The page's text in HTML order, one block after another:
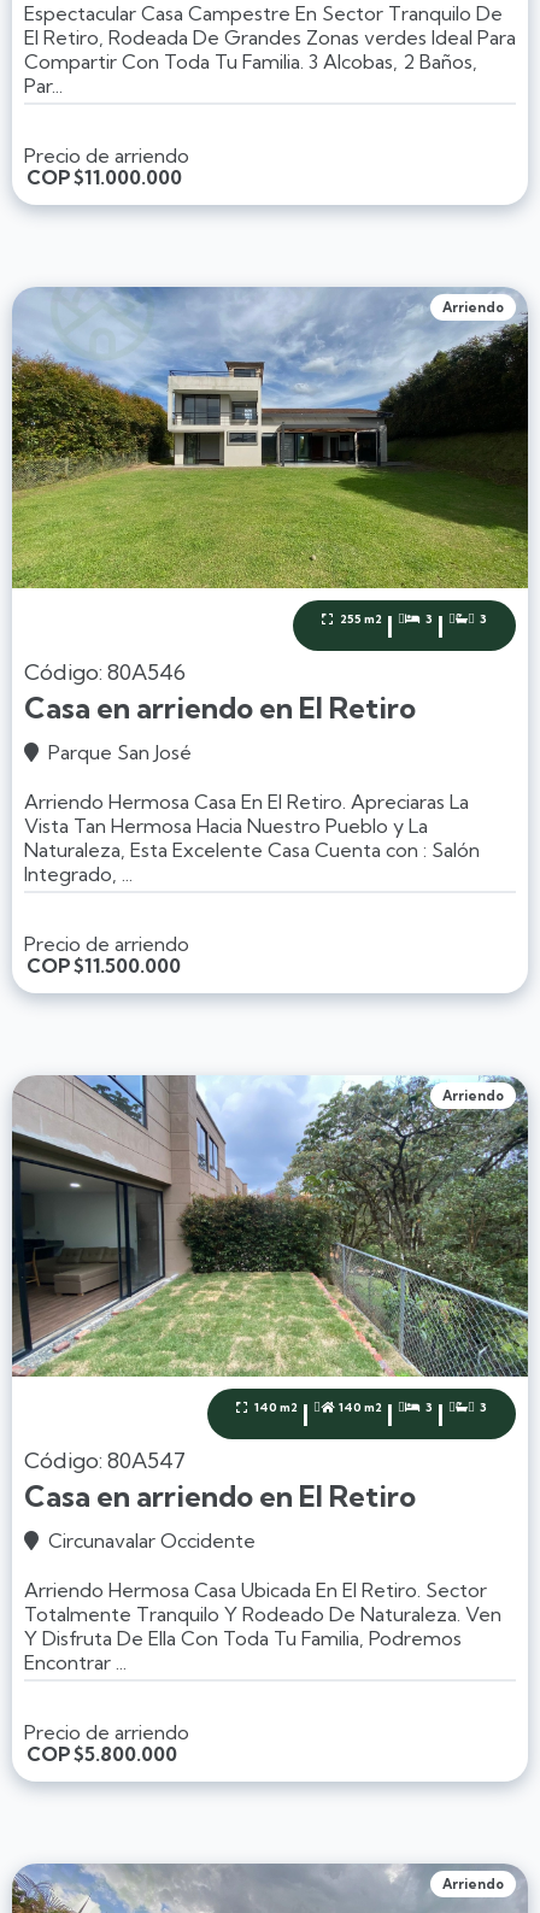
Espectacular Casa Campestre En Sector Tranquilo De
El Retiro, Rodeada De Grandes Zonas verdes Ideal Para
Compartir Con Toda Tu Familia. 3 Alcobas, 2 Baños,
Par...
Precio de arriendo
COP$11.000.000
Arriendo
 255 m2 |  3 |  3
Código: 80A546
Casa en arriendo en El Retiro
 Parque San José
Arriendo Hermosa Casa En El Retiro. Apreciaras La
Vista Tan Hermosa Hacia Nuestro Pueblo y La
Naturaleza, Esta Excelente Casa Cuenta con : Salón
Integrado, ...
Precio de arriendo
COP$11.500.000
Arriendo
 140 m2 |  140 m2 |  3 |  3
Código: 80A547
Casa en arriendo en El Retiro
 Circunavalar Occidente
Arriendo Hermosa Casa Ubicada En El Retiro. Sector
Totalmente Tranquilo Y Rodeado De Naturaleza. Ven
Y Disfruta De Ella Con Toda Tu Familia, Podremos
Encontrar ...
Precio de arriendo
COP$5.800.000
Arriendo